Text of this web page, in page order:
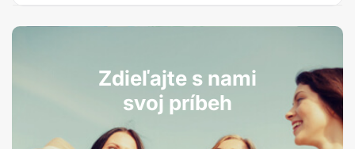
Zdieľajte s nami
svoj príbeh